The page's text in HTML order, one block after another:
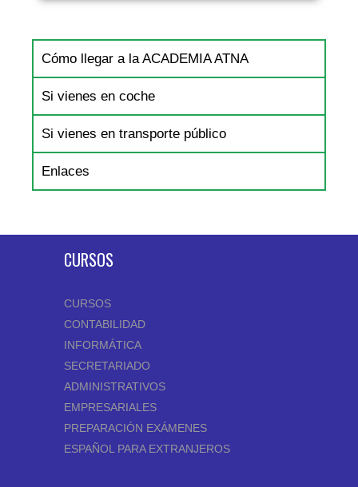
Cómo llegar a la ACADEMIA ATNA
Si vienes en coche
Si vienes en transporte público
Enlaces
CURSOS
CURSOS
CONTABILIDAD
INFORMÁTICA
SECRETARIADO
ADMINISTRATIVOS
EMPRESARIALES
PREPARACIÓN EXÁMENES
ESPAÑOL PARA EXTRANJEROS